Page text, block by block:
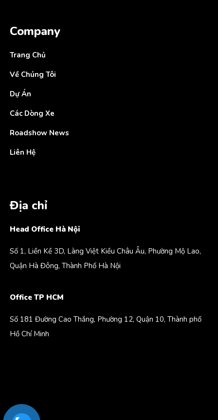
Company
Trang Chủ
Về Chúng Tôi
Dự Án
Các Dòng Xe
Roadshow News
Liên Hệ
Địa chỉ
Head Office Hà Nội
Số 1, Liền Kề 3D, Làng Việt Kiều Châu Âu, Phường Mộ Lao,
Quận Hà Đông, Thành Phố Hà Nội
Office TP HCM
Số 181 Đường Cao Thắng, Phường 12, Quận 10, Thành phố
Hồ Chí Minh